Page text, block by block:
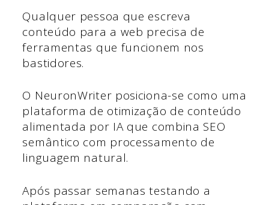
Qualquer pessoa que escreva
conteúdo para a web precisa de
ferramentas que funcionem nos
bastidores.
O NeuronWriter posiciona-se como uma
plataforma de otimização de conteúdo
alimentada por IA que combina SEO
semântico com processamento de
linguagem natural.
Após passar semanas testando a